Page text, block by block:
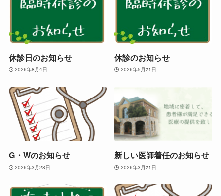
休診日のお知らせ
2026年8月4日
休診のお知らせ
2026年5月21日
G・Wのお知らせ
2026年3月28日
新しい医師着任のお知らせ
2026年3月21日